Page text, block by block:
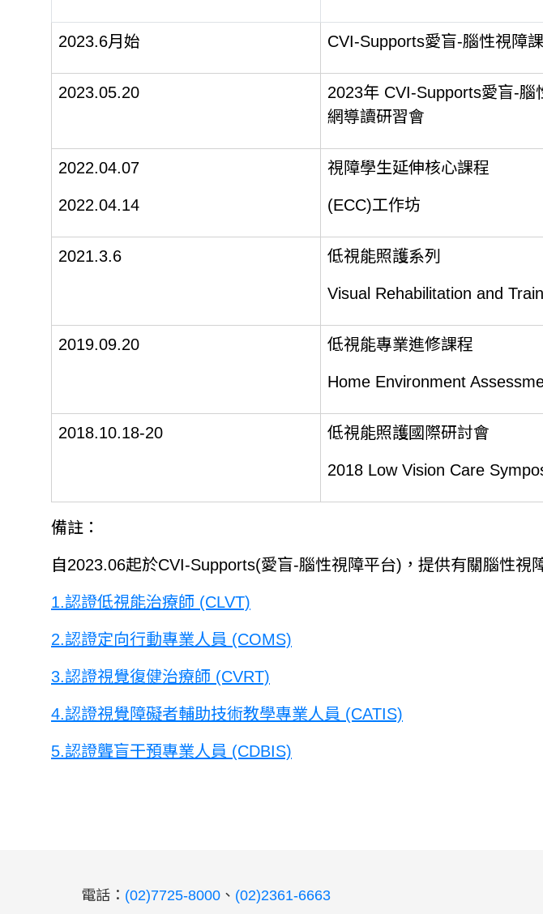
2023.6月始 CVI-Supports愛盲-腦性視障
2023.05.20
2023年 CVI-Supports愛盲-腦
網導讀研習會
2022.04.07
2022.04.14
視障學生延伸核心課程
(ECC)工作坊
2021.3.6 低視能照護系列
Visual Rehabilitation and
2019.09.20 低視能專業進修課程
Home Environment
2018.10.18-20 低視能照護國際研討會
2018 Low Vision Care
備註：
自2023.06起於CVI-Supports(愛盲-腦性視障平台)，提供有關腦性視
1.認證低視能治療師 (CLVT)
2.認證定向行動專業人員 (COMS)
3.認證視覺復健治療師 (CVRT)
4.認證視覺障礙者輔助技術教學專業人員 (CATIS)
5.認證聾盲干預專業人員 (CDBIS)
電話： (02)7725-8000 、 (02)2361-6663